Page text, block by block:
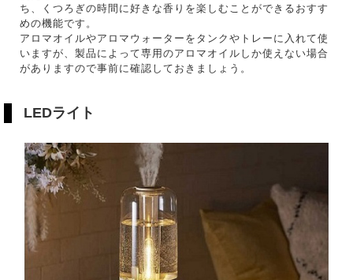
ち、くつろぎの時間に好きな香りを楽しむことができるおすす
めの機能です。
アロマオイルやアロマウォーターをタンクやトレーに入れて使
いますが、製品によって専用のアロマオイルしか使えない場合
がありますので事前に確認しておきましょう。
LEDライト